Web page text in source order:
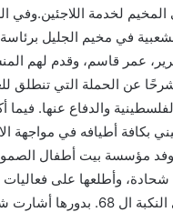
المخيم لخدمة اللاجئين.وفي
في مخيم الجليل
عمر قاسم، وقدم لهم
عن الحملة التي تنطلق
والدفاع عنها.
بكافة أطيافه في مواجهة
مؤسسة بيت أطفال
شحادة، وأطلعها على فعاليات
شهر أيار لإحياء ذكرى النكبة ال